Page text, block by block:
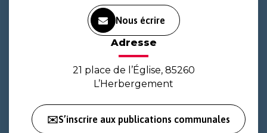
Nous écrire
Adresse
21 place de l’Église, 85260
L’Herbergement
✉️S’inscrire aux publications communales